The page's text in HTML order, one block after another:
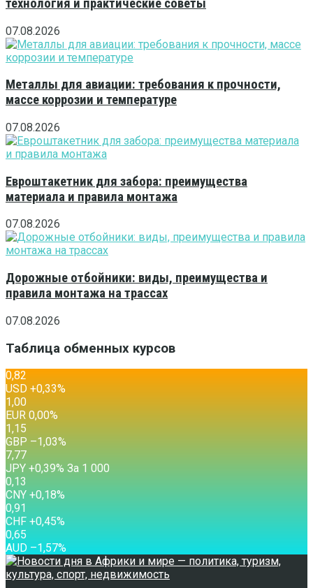
технология и практические советы
07.08.2026
Металлы для авиации: требования к прочности,
массе коррозии и температуре
07.08.2026
Евроштакетник для забора: преимущества
материала и правила монтажа
07.08.2026
Дорожные отбойники: виды, преимущества и
правила монтажа на трассах
07.08.2026
Таблица обменных курсов
0,82
USD +0,33%
1,00
EUR 0,00%
1,15
GBP –1,03%
7,77
JPY +0,39% За 1 000
0,13
CNY +0,18%
0,91
CHF +0,45%
0,65
AUD –1,57%